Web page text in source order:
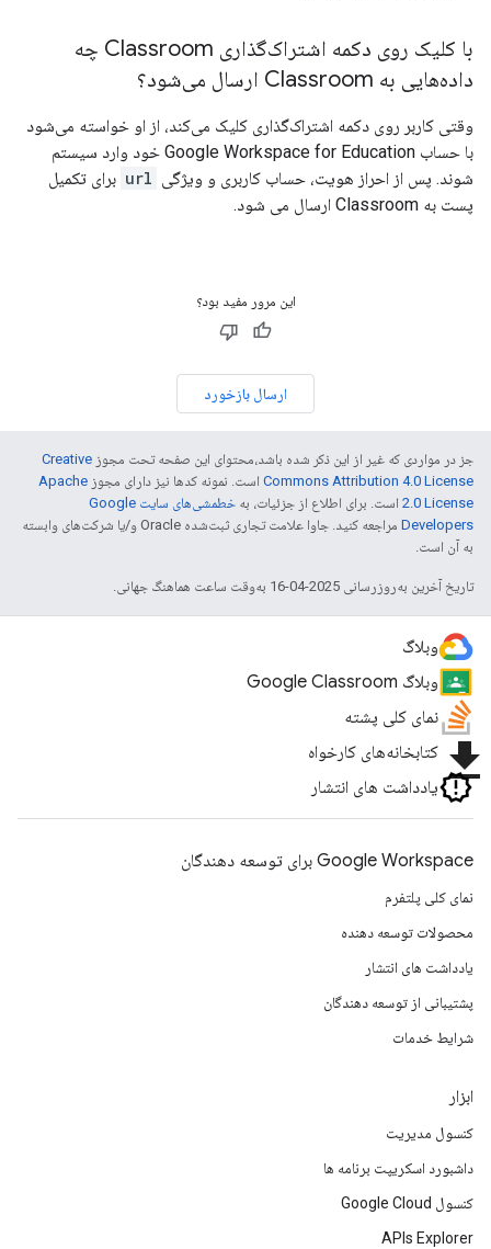
با کلیک روی دکمه اشتراک‌گذاری Classroom چه
داده‌هایی به Classroom ارسال می‌شود؟
وقتی کاربر روی دکمه اشتراک‌گذاری کلیک می‌کند، از او خواسته می‌شود
با حساب Google Workspace for Education خود وارد سیستم
شوند. پس از احراز هویت، حساب کاربری و ویژگی url برای تکمیل
پست به Classroom ارسال می شود.
این مرور مفید بود؟
ارسال بازخورد
جز در مواردی که غیر از این ذکر شده باشد،‌محتوای این صفحه تحت مجوز Creative
Commons Attribution 4.0 License است. نمونه کدها نیز دارای مجوز Apache
2.0 License است. برای اطلاع از جزئیات، به
خطمشی‌های سایت Google
Developers‏
مراجعه کنید. جاوا علامت تجاری ثبت‌شده Oracle و/یا شرکت‌های وابسته
به آن است.
تاریخ آخرین به‌روزرسانی 2025-04-16 به‌وقت ساعت هماهنگ جهانی.
وبلاگ
وبلاگ Google Classroom
نمای کلی پشته
file_download کتابخانه‌های کارخواه
یادداشت های انتشار
Google Workspace برای توسعه دهندگان
نمای کلی پلتفرم
محصولات توسعه دهنده
یادداشت های انتشار
پشتیبانی از توسعه دهندگان
شرایط خدمات
ابزار
کنسول مدیریت
داشبورد اسکریپت برنامه ها
کنسول Google Cloud
APIs Explorer